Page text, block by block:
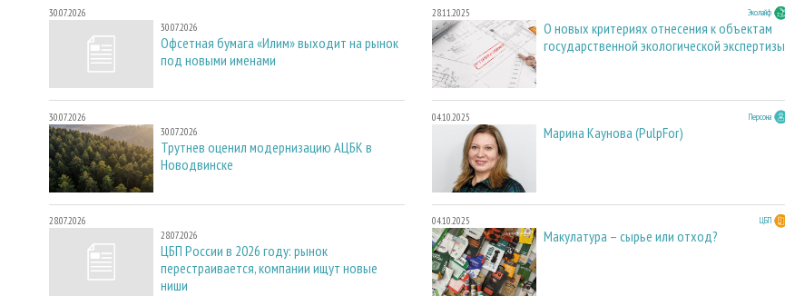
30.07.2026
30.07.2026
Офсетная бумага «Илим» выходит на рынок
под новыми именами
30.07.2026
30.07.2026
Трутнев оценил модернизацию АЦБК в
Новодвинске
28.07.2026
28.07.2026
ЦБП России в 2026 году: рынок
перестраивается, компании ищут новые
ниши
28.11.2025 Эколайф
О новых критериях отнесения к объектам
государственной экологической экспертизы
04.10.2025 Персона
Марина Каунова (PulpFor)
04.10.2025 ЦБП
Макулатура – сырье или отход?